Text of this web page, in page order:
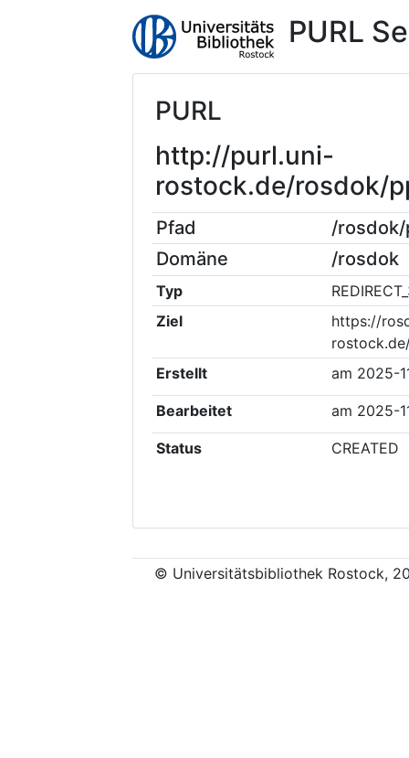
PURL
PURL
http://purl.uni-
rostock.de/rosdok/
Pfad
/rosdok/
Domäne
/rosdok
Typ
Ziel
https://
Erstellt
am 2025-
Bearbeitet am 2025-
Status CREATED
© Universitätsbibliothek Rostock,